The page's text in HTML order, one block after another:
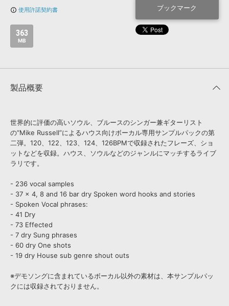
APS
SLS
info_outline 使用許諾契約書
363
MB
ブックマーク
製品概要
世界的に評価の高いソウル、ブルースのシンガー兼ギターリスト
の“Mike Russell”によるハウス向けボーカル専用サンプルパックの第
二弾。120、122、123、124、126BPMで収録されたフレーズ、ショ
ットなどを収録。ハウス、ソウルなどのジャンルにマッチするライブ
ラリです。
- 236 vocal samples
- 37 x 4, 8 and 16 bar dry Spoken word hooks and stories
- Spoken Vocal phrases:
- 41 Dry
- 73 Effected
- 7 dry Sung phrases
- 60 dry One shots
- 19 dry House sub genre shout outs
※デモソングに含まれているボーカル以外の素材は、本サンプルパッ
クには収録されておりません。